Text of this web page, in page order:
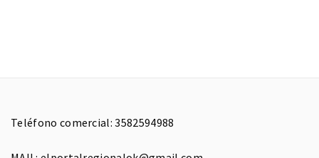
Teléfono comercial: 3582594988